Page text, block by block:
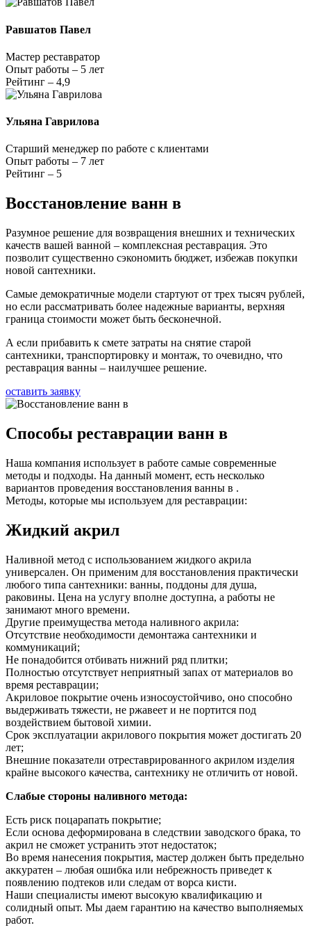
Равшатов Павел
Мастер реставратор
Опыт работы – 5 лет
Рейтинг – 4,9
Ульяна Гаврилова
Старший менеджер по работе с клиентами
Опыт работы – 7 лет
Рейтинг – 5
Восстановление ванн в
Разумное решение для возвращения внешних и технических
качеств вашей ванной – комплексная реставрация. Это
позволит существенно сэкономить бюджет, избежав покупки
новой сантехники.
Самые демократичные модели стартуют от трех тысяч рублей,
но если рассматривать более надежные варианты, верхняя
граница стоимости может быть бесконечной.
А если прибавить к смете затраты на снятие старой
сантехники, транспортировку и монтаж, то очевидно, что
реставрация ванны – наилучшее решение.
оставить заявку
Способы реставрации ванн в
Наша компания использует в работе самые современные
методы и подходы. На данный момент, есть несколько
вариантов проведения восстановления ванны в .
Методы, которые мы используем для реставрации:
Жидкий акрил
Наливной метод с использованием жидкого акрила
универсален. Он применим для восстановления практически
любого типа сантехники: ванны, поддоны для душа,
раковины. Цена на услугу вполне доступна, а работы не
занимают много времени.
Другие преимущества метода наливного акрила:
Отсутствие необходимости демонтажа сантехники и
коммуникаций;
Не понадобится отбивать нижний ряд плитки;
Полностью отсутствует неприятный запах от материалов во
время реставрации;
Акриловое покрытие очень износоустойчиво, оно способно
выдерживать тяжести, не ржавеет и не портится под
воздействием бытовой химии.
Срок эксплуатации акрилового покрытия может достигать 20
лет;
Внешние показатели отреставрированного акрилом изделия
крайне высокого качества, сантехнику не отличить от новой.
Слабые стороны наливного метода:
Есть риск поцарапать покрытие;
Если основа деформирована в следствии заводского брака, то
акрил не сможет устранить этот недостаток;
Во время нанесения покрытия, мастер должен быть предельно
аккуратен – любая ошибка или небрежность приведет к
появлению подтеков или следам от ворса кисти.
Наши специалисты имеют высокую квалификацию и
солидный опыт. Мы даем гарантию на качество выполняемых
работ.